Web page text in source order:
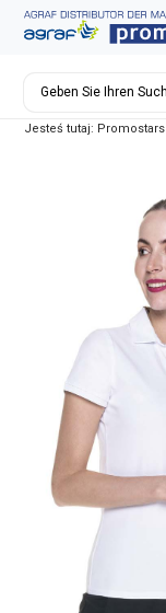
Jesteś tutaj: Promostars